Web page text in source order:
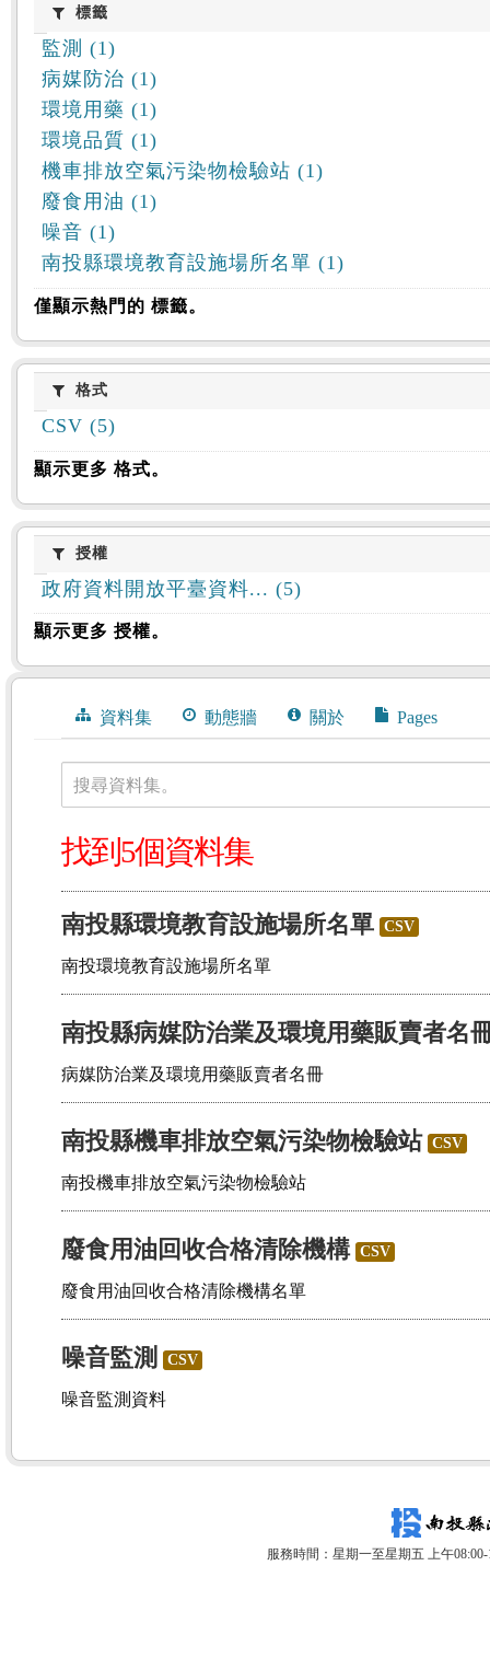
標籤標籤
監測 (1)
病媒防治 (1)
環境用藥 (1)
環境品質 (1)
機車排放空氣污染物檢驗站 (1)
廢食用油 (1)
噪音 (1)
南投縣環境教育設施場所名單 (1)
僅顯示熱門的 標籤。
格式格式
CSV (5)
顯示更多 格式。
授權授權
政府資料開放平臺資料... (5)
顯示更多 授權。
資料集 動態牆 關於 Pages
搜尋資料集。
找到5個資料集
南投縣環境教育設施場所名單 CSV
南投環境教育設施場所名單
南投縣病媒防治業及環境用藥販賣者名
病媒防治業及環境用藥販賣者名冊
南投縣機車排放空氣污染物檢驗站 CSV
南投機車排放空氣污染物檢驗站
廢食用油回收合格清除機構 CSV
廢食用油回收合格清除機構名單
噪音監測 CSV
噪音監測資料
服務時間：星期一至星期五 上午